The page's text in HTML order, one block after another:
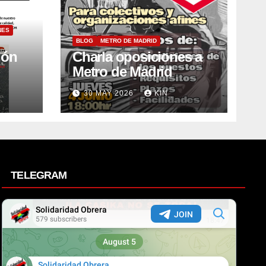
BLOG METRO DE MADRID
Charla oposiciones a
Metro de Madrid
30 MAY 2026 KIN_
TELEGRAM